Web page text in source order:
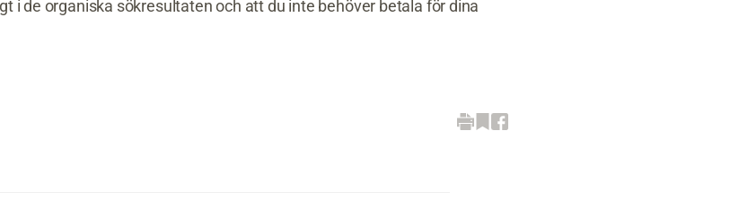
i de organiska sökresultaten och att du inte behöver betala för dina